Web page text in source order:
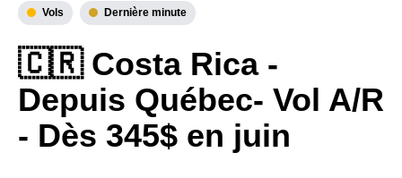
Vols Dernière minute
🇨🇷 Costa Rica -
Depuis Québec- Vol A/R
- Dès 345$ en juin